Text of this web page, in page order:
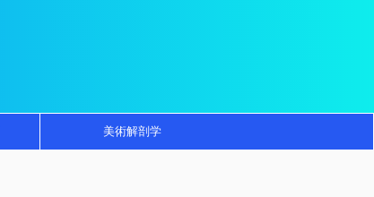
美術解剖学